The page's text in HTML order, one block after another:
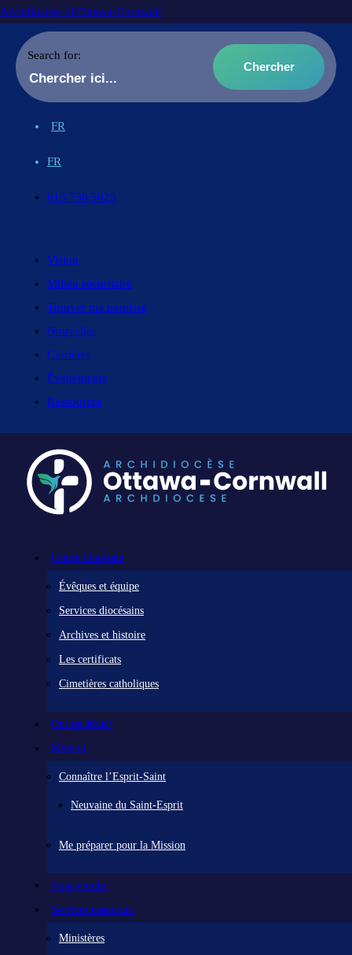
Archdiocese of Ottawa-Cornwall
Search for:
FR
FR
613.738.5025
Vision
Milieu sécuritaire
Trouver ma paroisse
Nouvelles
Carrières
Événements
Ressources
Centre diocésain
Évêques et équipe
Services diocésains
Archives et histoire
Les certificats
Cimetières catholiques
Qui est Jésus?
Mission
Connaître l’Esprit-Saint
Neuvaine du Saint-Esprit
Me préparer pour la Mission
Nous joindre
Services pastoraux
Ministères